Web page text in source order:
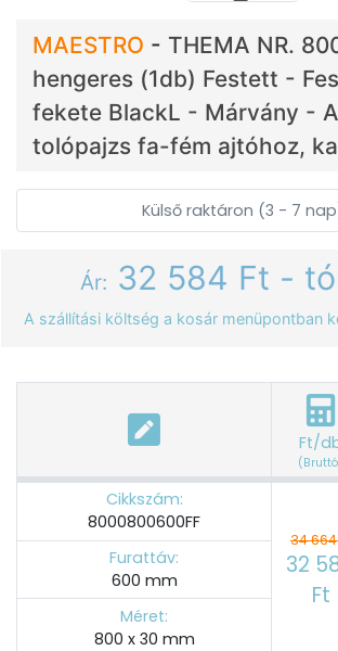
MAESTRO - THEMA NR.
hengeres (1db) Festett -
fekete BlackL - Márvány -
tolópajzs fa-fém ajtóhoz,
Külső raktáron (3 - 7
Ár: 32 584 Ft -
A szállítási költség a kosár menüpontban
Ft/
Cikkszám:
8000800600FF
34 664
32
Ft
Furattáv:
600 mm
Méret:
800 x 30 mm